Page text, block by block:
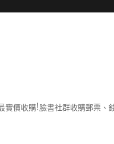
價收購!臉書社群收購郵票、